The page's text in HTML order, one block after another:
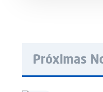
Próximas